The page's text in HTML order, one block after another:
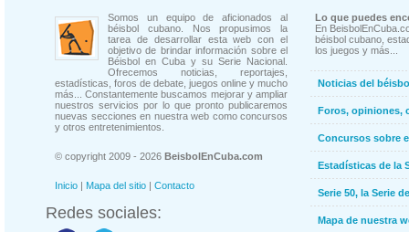
Somos un equipo de aficionados al
béisbol cubano. Nos propusimos la
tarea de desarrollar esta web con el
objetivo de brindar información sobre el
Béisbol en Cuba y su Serie Nacional.
Ofrecemos noticias, reportajes,
estadísticas, foros de debate, juegos online y mucho
más... Constantemente buscamos mejorar y ampliar
nuestros servicios por lo que pronto publicaremos
nuevas secciones en nuestra web como concursos
y otros entretenimientos.
© copyright 2009 - 2026 BeisbolEnCuba.com
Inicio | Mapa del sitio | Contacto
Redes sociales:
Lo que puedes
En
béisbol cubano,
los juegos y más...
Noticias del
Foros, opiniones,
Concursos sobre
Estadísticas de la
Serie 50, la Serie
Mapa de nuestra